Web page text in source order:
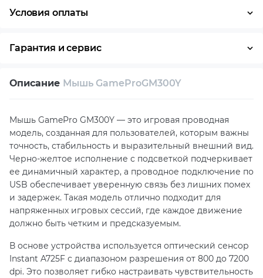
Условия оплаты
Гарантия и сервис
Собственный сервисный центр
Описание Мышь GameProGM300Y
Мышь GamePro GM300Y — это игровая проводная
модель, созданная для пользователей, которым важны
точность, стабильность и выразительный внешний вид.
Черно-желтое исполнение с подсветкой подчеркивает
ее динамичный характер, а проводное подключение по
USB обеспечивает уверенную связь без лишних помех
и задержек. Такая модель отлично подходит для
напряженных игровых сессий, где каждое движение
должно быть четким и предсказуемым.
В основе устройства используется оптический сенсор
Instant A725F с диапазоном разрешения от 800 до 7200
dpi. Это позволяет гибко настраивать чувствительность